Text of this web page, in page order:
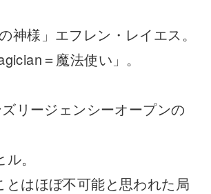
神様」エフレン・レイエス。
＝魔法使い」。
リージェンシーオープンの
。
とはほぼ不可能と思われた局